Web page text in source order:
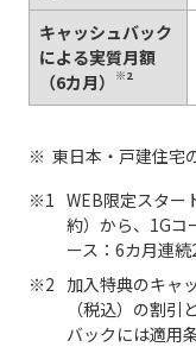
キャッシュバック
による実質月額
（6カ月）
※2
東日本・戸建住宅
WEB限定スター
約）から、1Gコ
ース：6カ月連続
加入特典のキャ
（税込）の割
バックには適用